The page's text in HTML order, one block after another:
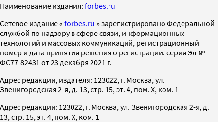
Наименование издания: forbes.ru
Cетевое издание « forbes.ru » зарегистрировано Федеральной
службой по надзору в сфере связи, информационных
технологий и массовых коммуникаций, регистрационный
номер и дата принятия решения о регистрации: серия Эл №
ФС77-82431 от 23 декабря 2021 г.
Адрес редакции, издателя: 123022, г. Москва, ул.
Звенигородская 2-я, д. 13, стр. 15, эт. 4, пом. X, ком. 1
Адрес редакции: 123022, г. Москва, ул. Звенигородская 2-я, д.
13, стр. 15, эт. 4, пом. X, ком. 1